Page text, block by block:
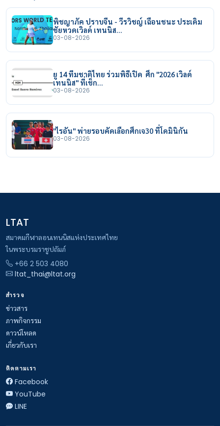
พิชญาภัค ปราบจีน - วีรวิชญ์ เฉือนชนะ ประเดิม
ชัยหวดเวิลด์ เทนนิส…
03-08-2026
ยู 14 ทีมชาติไทย ร่วมพิธีเปิด ศึก "2026 เวิลด์
เทนนิส" ที่เช็ก…
03-08-2026
"ไรอัน" พ่ายรอบคัดเลือกศึกเจ30 ที่โดมินิกัน
03-08-2026
LTAT
สมาคมกีฬาลอนเทนนิสแห่งประเทศไทย
ในพระบรมราชูปถัมภ์
+66 2 503 4080
ltat_thai@ltat.org
สำรวจ
ข่าวสาร
ภาพกิจกรรม
ดาวน์โหลด
เกี่ยวกับเรา
ติดตามเรา
Facebook
YouTube
LINE